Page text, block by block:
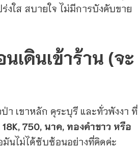
งใส สบายใจ ไม่มีการบังคับขาย
เดินเข้าร้าน (จะ
า เขาหลัก คุระบุรี และทั่วพังงา ที่
18K, 750, นาค, ทองคำขาว หรือ
มันไม่ได้ซับซ้อนอย่างที่คิดค่ะ